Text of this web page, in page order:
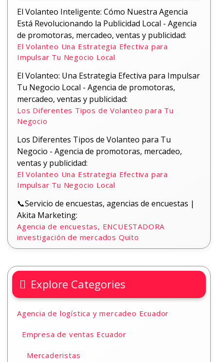
El Volanteo Inteligente: Cómo Nuestra Agencia
Está Revolucionando la Publicidad Local - Agencia
de promotoras, mercadeo, ventas y publicidad:
El Volanteo Una Estrategia Efectiva para
Impulsar Tu Negocio Local
El Volanteo: Una Estrategia Efectiva para Impulsar
Tu Negocio Local - Agencia de promotoras,
mercadeo, ventas y publicidad:
Los Diferentes Tipos de Volanteo para Tu
Negocio
Los Diferentes Tipos de Volanteo para Tu
Negocio - Agencia de promotoras, mercadeo,
ventas y publicidad:
El Volanteo Una Estrategia Efectiva para
Impulsar Tu Negocio Local
📞Servicio de encuestas, agencias de encuestas |
Akita Marketing:
Agencia de encuestas, ENCUESTADORA
investigación de mercados Quito
Explore Categories
Agencia de logística y mercadeo Ecuador
Empresa de ventas Ecuador
Mercaderistas